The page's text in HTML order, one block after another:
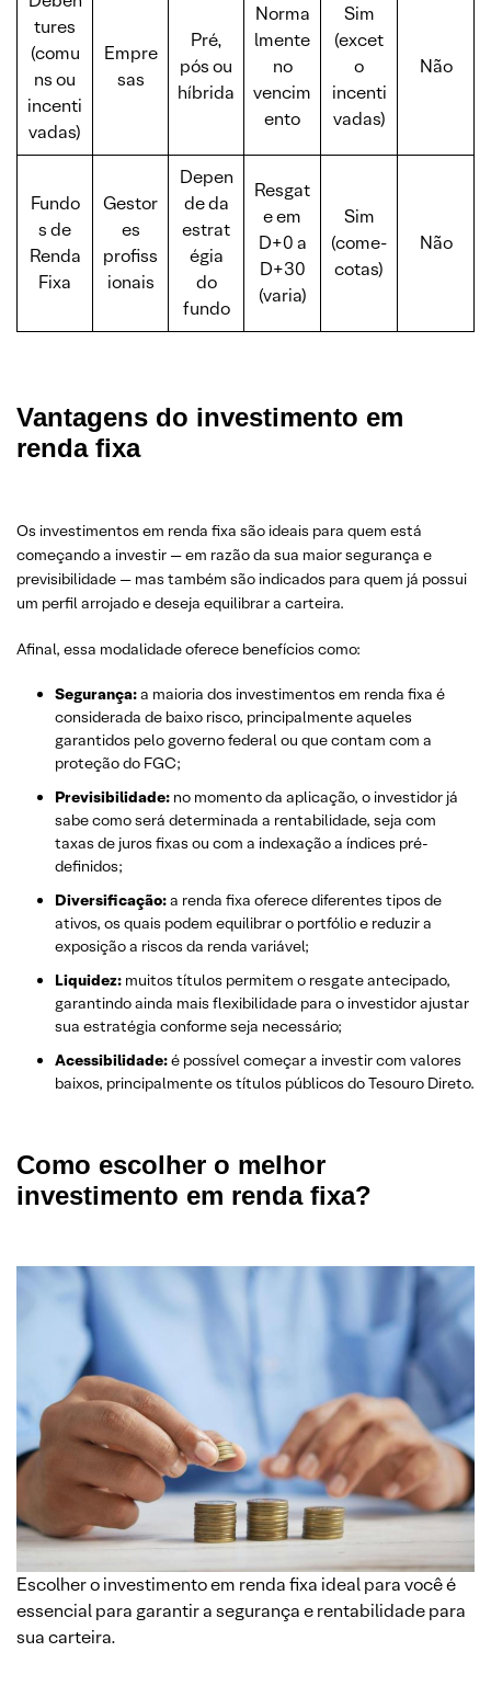
tures
(comu
ns ou
incenti
vadas)
Empre
sas
Pré,
pós ou
híbrida
Norma
lmente
no
vencim
ento
Sim
(excet
o
incenti
vadas)
Não
Fundo
s de
Renda
Fixa
Gestor
es
profiss
ionais
Depen
de da
estrat
égia
do
fundo
Resgat
e em
D+0 a
D+30
(varia)
Sim
(come-
cotas)
Não
Vantagens do investimento em
renda fixa
Os investimentos em renda fixa são ideais para quem está
começando a investir — em razão da sua maior segurança e
previsibilidade — mas também são indicados para quem já possui
um perfil arrojado e deseja equilibrar a carteira.
Afinal, essa modalidade oferece benefícios como:
Segurança:a maioria dos investimentos em renda fixa é
considerada de baixo risco, principalmente aqueles
garantidos pelo governo federal ou que contam com a
proteção do FGC;
Previsibilidade: no momento da aplicação, o investidor já
sabe como será determinada a rentabilidade, seja com
taxas de juros fixas ou com a indexação a índices pré-
definidos;
Diversificação:a renda fixa oferece diferentes tipos de
ativos, os quais podem equilibrar o portfólio e reduzir a
exposição a riscos da renda variável;
Liquidez: muitos títulos permitem o resgate antecipado,
garantindo ainda mais flexibilidade para o investidor ajustar
sua estratégia conforme seja necessário;
Acessibilidade:é possível começar a investir com valores
baixos, principalmente os títulos públicos do Tesouro Direto.
Como escolher o melhor
investimento em renda fixa?
Escolher o investimento em renda fixa ideal para você é
essencial para garantir a segurança e rentabilidade para
sua carteira.